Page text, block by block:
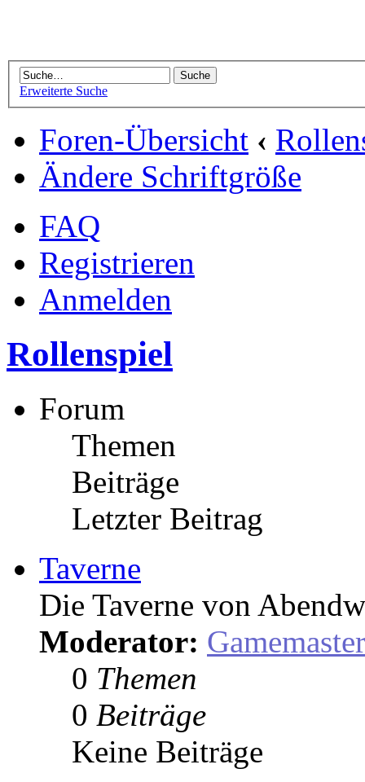
Erweiterte Suche
Foren-Übersicht ‹
Ändere Schriftgröße
FAQ
Registrieren
Anmelden
Rollenspiel
Forum
Themen
Beiträge
Letzter Beitrag
Taverne
Die Taverne von
Moderator: Gamemaster
0 Themen
0 Beiträge
Keine Beiträge